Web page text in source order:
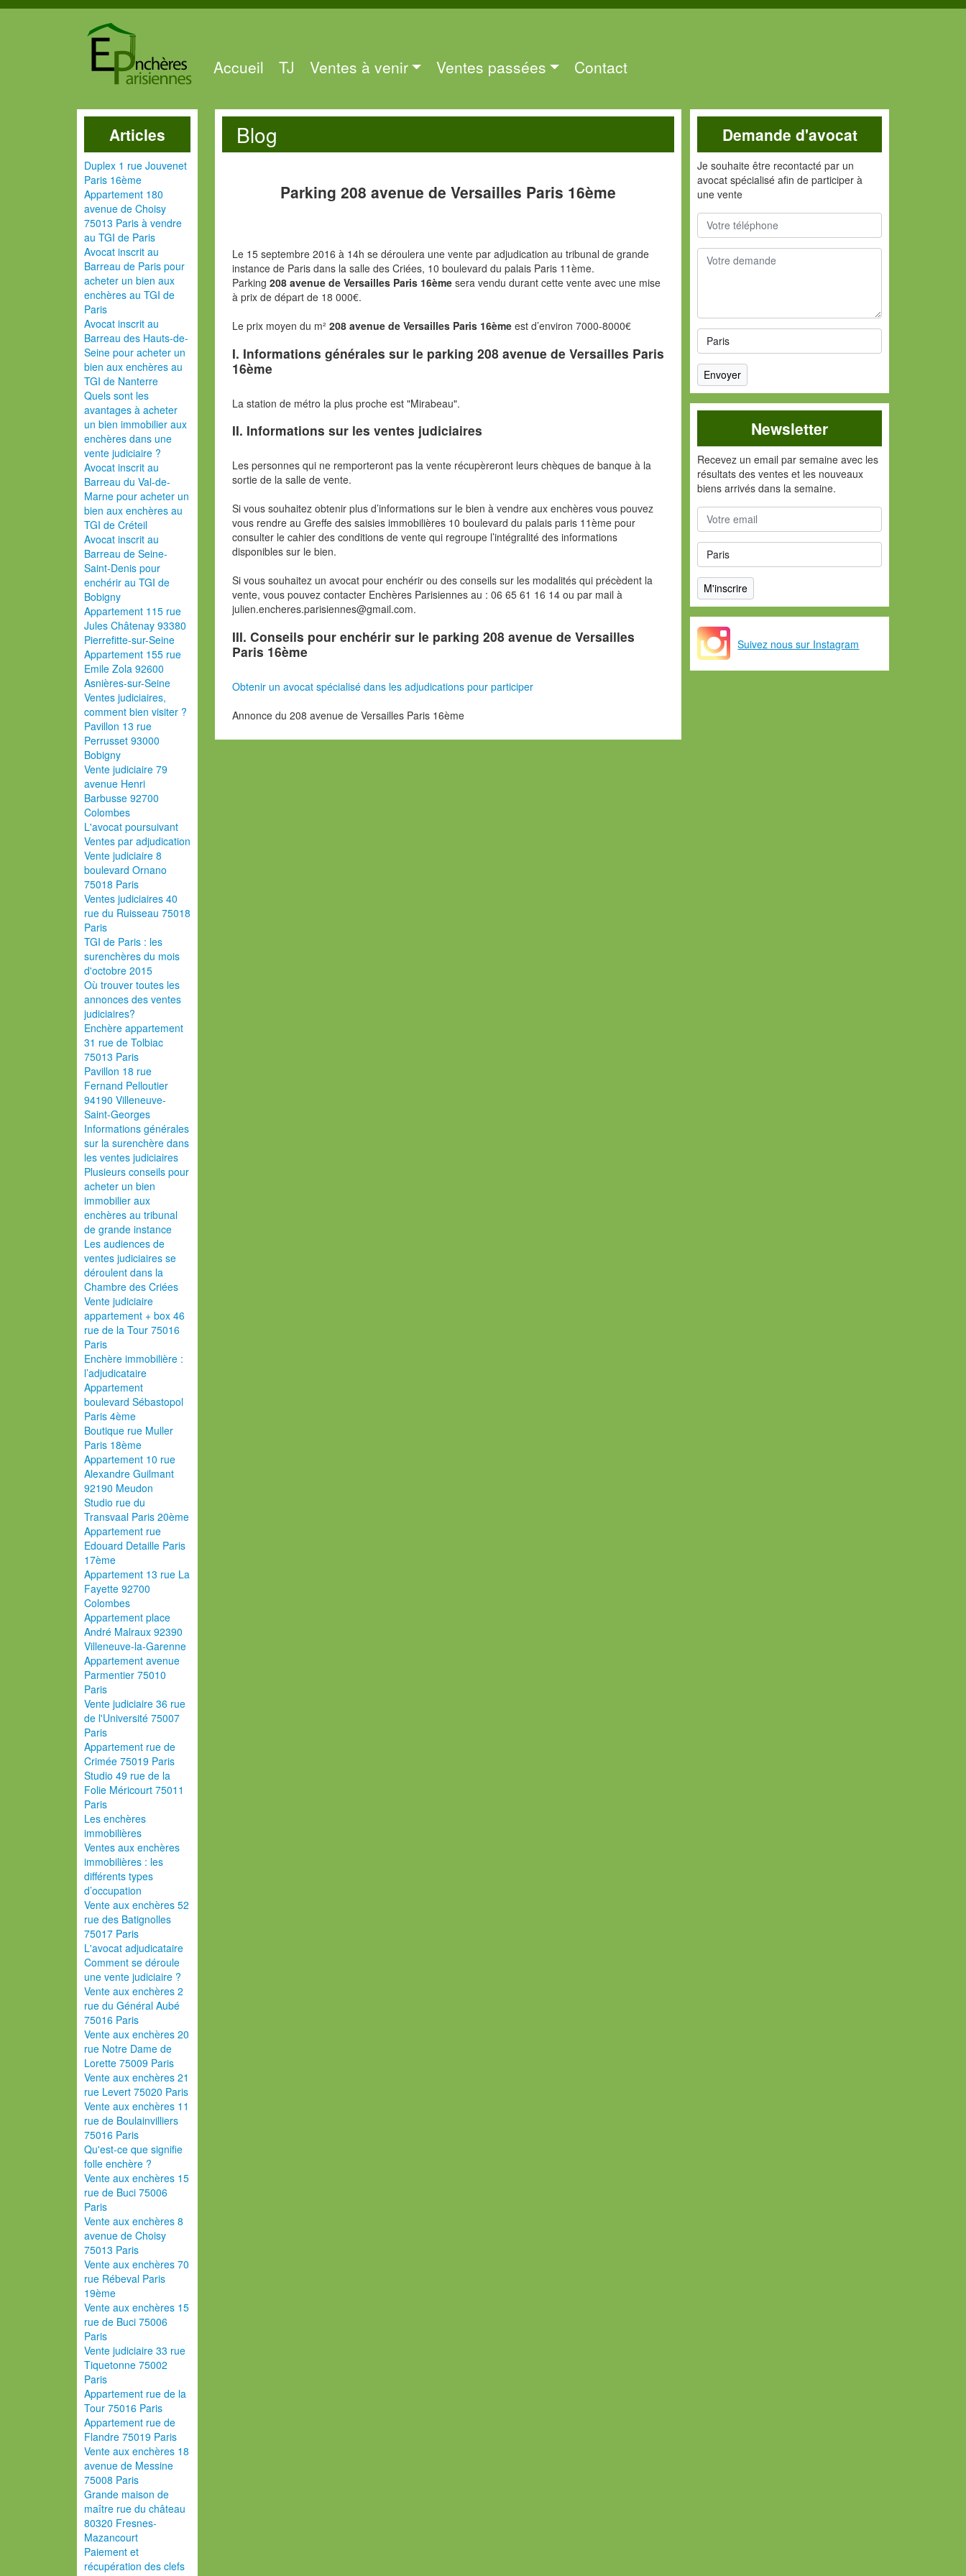
Accueil TJ Ventes à venir Ventes passées Contact
Articles
Duplex 1 rue Jouvenet
Paris 16ème
Appartement 180
avenue de Choisy
75013 Paris à vendre
au TGI de Paris
Avocat inscrit au
Barreau de Paris pour
acheter un bien aux
enchères au TGI de
Paris
Avocat inscrit au
Barreau des Hauts-de-
Seine pour acheter un
bien aux enchères au
TGI de Nanterre
Quels sont les
avantages à acheter
un bien immobilier aux
enchères dans une
vente judiciaire ?
Avocat inscrit au
Barreau du Val-de-
Marne pour acheter un
bien aux enchères au
TGI de Créteil
Avocat inscrit au
Barreau de Seine-
Saint-Denis pour
enchérir au TGI de
Bobigny
Appartement 115 rue
Jules Châtenay 93380
Pierrefitte-sur-Seine
Appartement 155 rue
Emile Zola 92600
Asnières-sur-Seine
Ventes judiciaires,
comment bien visiter ?
Pavillon 13 rue
Perrusset 93000
Bobigny
Vente judiciaire 79
avenue Henri
Barbusse 92700
Colombes
L'avocat poursuivant
Ventes par adjudication
Vente judiciaire 8
boulevard Ornano
75018 Paris
Ventes judiciaires 40
rue du Ruisseau 75018
Paris
TGI de Paris : les
surenchères du mois
d'octobre 2015
Où trouver toutes les
annonces des ventes
judiciaires?
Enchère appartement
31 rue de Tolbiac
75013 Paris
Pavillon 18 rue
Fernand Pelloutier
94190 Villeneuve-
Saint-Georges
Informations générales
sur la surenchère dans
les ventes judiciaires
Plusieurs conseils pour
acheter un bien
immobilier aux
enchères au tribunal
de grande instance
Les audiences de
ventes judiciaires se
déroulent dans la
Chambre des Criées
Vente judiciaire
appartement + box 46
rue de la Tour 75016
Paris
Enchère immobilière :
l’adjudicataire
Appartement
boulevard Sébastopol
Paris 4ème
Boutique rue Muller
Paris 18ème
Appartement 10 rue
Alexandre Guilmant
92190 Meudon
Studio rue du
Transvaal Paris 20ème
Appartement rue
Edouard Detaille Paris
17ème
Appartement 13 rue La
Fayette 92700
Colombes
Appartement place
André Malraux 92390
Villeneuve-la-Garenne
Appartement avenue
Parmentier 75010
Paris
Vente judiciaire 36 rue
de l'Université 75007
Paris
Appartement rue de
Crimée 75019 Paris
Studio 49 rue de la
Folie Méricourt 75011
Paris
Les enchères
immobilières
Ventes aux enchères
immobilières : les
différents types
d’occupation
Vente aux enchères 52
rue des Batignolles
75017 Paris
L'avocat adjudicataire
Comment se déroule
une vente judiciaire ?
Vente aux enchères 2
rue du Général Aubé
75016 Paris
Vente aux enchères 20
rue Notre Dame de
Lorette 75009 Paris
Vente aux enchères 21
rue Levert 75020 Paris
Vente aux enchères 11
rue de Boulainvilliers
75016 Paris
Qu'est-ce que signifie
folle enchère ?
Vente aux enchères 15
rue de Buci 75006
Paris
Vente aux enchères 8
avenue de Choisy
75013 Paris
Vente aux enchères 70
rue Rébeval Paris
19ème
Vente aux enchères 15
rue de Buci 75006
Paris
Vente judiciaire 33 rue
Tiquetonne 75002
Paris
Appartement rue de la
Tour 75016 Paris
Appartement rue de
Flandre 75019 Paris
Vente aux enchères 18
avenue de Messine
75008 Paris
Grande maison de
maître rue du château
80320 Fresnes-
Mazancourt
Paiement et
récupération des clefs
Blog
Parking 208 avenue de Versailles Paris 16ème
Le 15 septembre 2016 à 14h se déroulera une vente par adjudication au tribunal de grande
instance de Paris dans la salle des Criées, 10 boulevard du palais Paris 11ème.
Parking208 avenue de Versailles Paris 16ème sera vendu durant cette vente avec une mise
à prix de départ de 18 000€.
Le prix moyen du m²208 avenue de Versailles Paris 16ème est d’environ 7000-8000€
I. Informations générales sur le parking208 avenue de Versailles Paris
16ème
La station de métro la plus proche est "Mirabeau".
II. Informations sur les ventes judiciaires
Les personnes qui ne remporteront pas la vente récupèreront leurs chèques de banque à la
sortie de la salle de vente.
Si vous souhaitez obtenir plus d’informations sur le bien à vendre aux enchères vous pouvez
vous rendre au Greffe des saisies immobilières 10 boulevard du palais paris 11ème pour
consulter le cahier des conditions de vente qui regroupe l’intégralité des informations
disponibles sur le bien.
Si vous souhaitez un avocat pour enchérir ou des conseils sur les modalités qui précèdent la
vente, vous pouvez contacter Enchères Parisiennes au : 06 65 61 16 14 ou par mail à
julien.encheres.parisiennes@gmail.com.
III. Conseils pour enchérir sur le parking 208 avenue de Versailles
Paris 16ème
Obtenir un avocat spécialisé dans les adjudications pour participer
Annonce du 208 avenue de Versailles Paris 16ème
Demande d'avocat
Je souhaite être recontacté par un
avocat spécialisé afin de participer à
une vente
Newsletter
Recevez un email par semaine avec les
résultats des ventes et les nouveaux
biens arrivés dans la semaine.
Suivez nous sur Instagram